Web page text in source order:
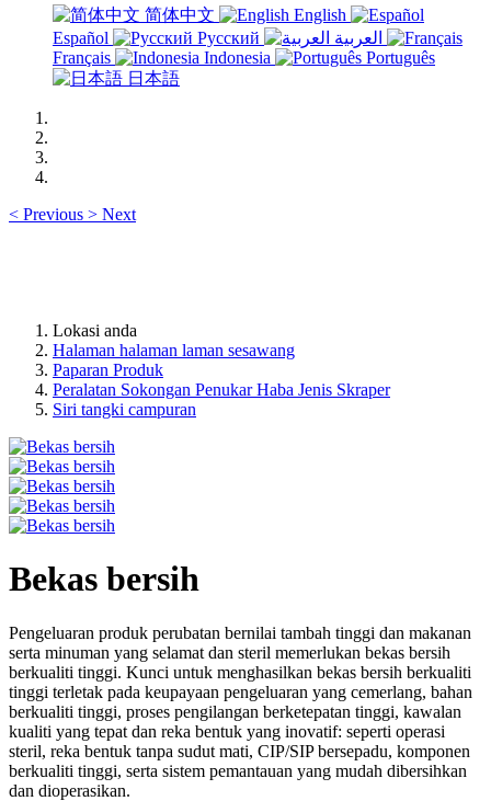
简体中文
English
Español
Русский
Français
Indonesia
Português
日本語
< Previous > Next
Lokasi anda
Halaman halaman laman sesawang
Paparan Produk
Peralatan Sokongan Penukar Haba Jenis Skraper
Siri tangki campuran
Bekas bersih
Pengeluaran produk perubatan bernilai tambah tinggi dan makanan
serta minuman yang selamat dan steril memerlukan bekas bersih
berkualiti tinggi. Kunci untuk menghasilkan bekas bersih berkualiti
tinggi terletak pada keupayaan pengeluaran yang cemerlang, bahan
berkualiti tinggi, proses pengilangan berketepatan tinggi, kawalan
kualiti yang tepat dan reka bentuk yang inovatif: seperti operasi
steril, reka bentuk tanpa sudut mati, CIP/SIP bersepadu, komponen
berkualiti tinggi, serta sistem pemantauan yang mudah dibersihkan
dan dioperasikan.